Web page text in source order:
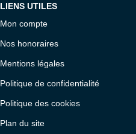
LIENS UTILES
Mon compte
Nos honoraires
Mentions légales
Politique de confidentialité
Politique des cookies
Plan du site